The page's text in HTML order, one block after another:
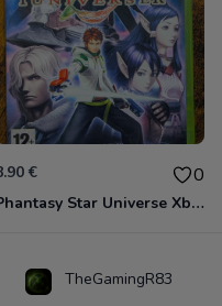
€ 0
Phantasy Star Universe Xbox 360
TheGamingR83